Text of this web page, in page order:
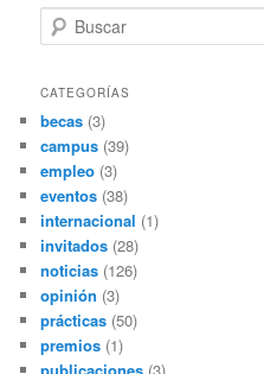
u
c
r
CATEGORÍAS
becas (3)
campus (39)
empleo (3)
eventos (38)
internacional (1)
invitados (28)
noticias (126)
opinión (3)
prácticas (50)
premios (1)